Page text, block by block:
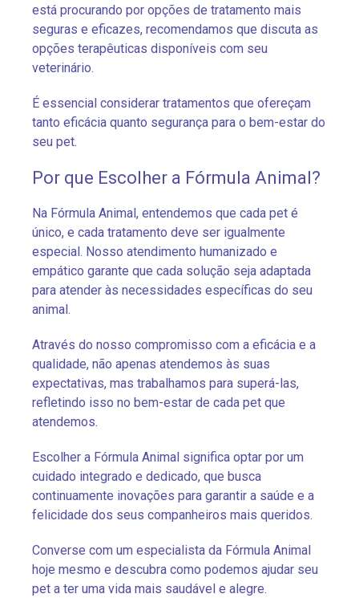
está procurando por opções de tratamento mais
seguras e eficazes, recomendamos que discuta as
opções terapêuticas disponíveis com seu
veterinário.
É essencial considerar tratamentos que ofereçam
tanto eficácia quanto segurança para o bem-estar do
seu pet.
Por que Escolher a Fórmula Animal?
Na Fórmula Animal, entendemos que cada pet é
único, e cada tratamento deve ser igualmente
especial. Nosso atendimento humanizado e
empático garante que cada solução seja adaptada
para atender às necessidades específicas do seu
animal.
Através do nosso compromisso com a eficácia e a
qualidade, não apenas atendemos às suas
expectativas, mas trabalhamos para superá-las,
refletindo isso no bem-estar de cada pet que
atendemos.
Escolher a Fórmula Animal significa optar por um
cuidado integrado e dedicado, que busca
continuamente inovações para garantir a saúde e a
felicidade dos seus companheiros mais queridos.
Converse com um especialista da Fórmula Animal
hoje mesmo e descubra como podemos ajudar seu
pet a ter uma vida mais saudável e alegre.